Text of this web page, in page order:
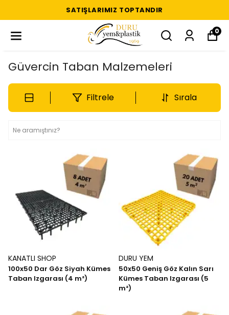
SATIŞLARIMIZ TOPTANDIR
0
Güvercin Taban Malzemeleri
Filtrele Sırala
KANATLI SHOP
100x50 Dar Göz Siyah Kümes
Taban Izgarası (4 m²)
DURU YEM
50x50 Geniş Göz Kalın Sarı
Kümes Taban Izgarası (5
m²)